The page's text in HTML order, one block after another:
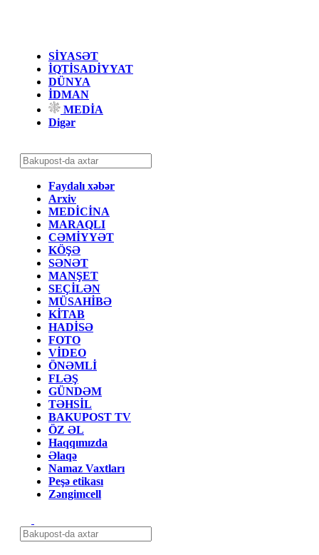
SİYASƏT
İQTİSADİYYAT
DÜNYA
İDMAN
MEDİA
Digər
Faydalı xəbər
Arxiv
MEDİCİNA
MARAQLI
CƏMİYYƏT
KÖŞƏ
SƏNƏT
MANŞET
SEÇİLƏN
MÜSAHİBƏ
KİTAB
HADİSƏ
FOTO
VİDEO
ÖNƏMLİ
FLƏŞ
GÜNDƏM
TƏHSİL
BAKUPOST TV
ÖZ ƏL
Haqqımızda
Əlaqə
Namaz Vaxtları
Peşə etikası
Zəngimcell